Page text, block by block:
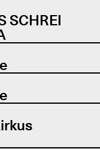
SCHREI